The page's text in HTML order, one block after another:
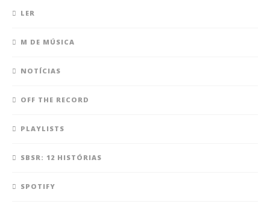
LER
M DE MÚSICA
NOTÍCIAS
OFF THE RECORD
PLAYLISTS
SBSR: 12 HISTÓRIAS
SPOTIFY